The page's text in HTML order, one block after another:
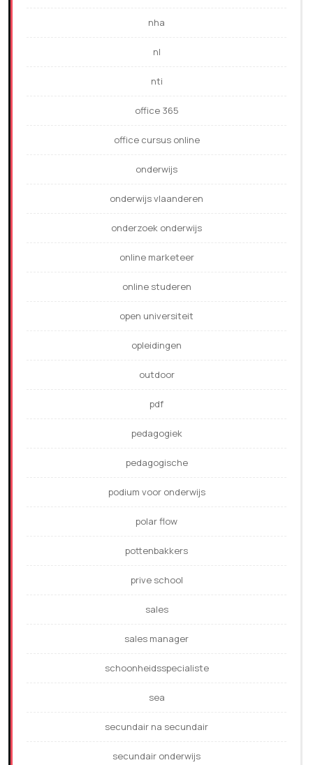
nha
nl
nti
office 365
office cursus online
onderwijs
onderwijs vlaanderen
onderzoek onderwijs
online marketeer
online studeren
open universiteit
opleidingen
outdoor
pdf
pedagogiek
pedagogische
podium voor onderwijs
polar flow
pottenbakkers
prive school
sales
sales manager
schoonheidsspecialiste
sea
secundair na secundair
secundair onderwijs